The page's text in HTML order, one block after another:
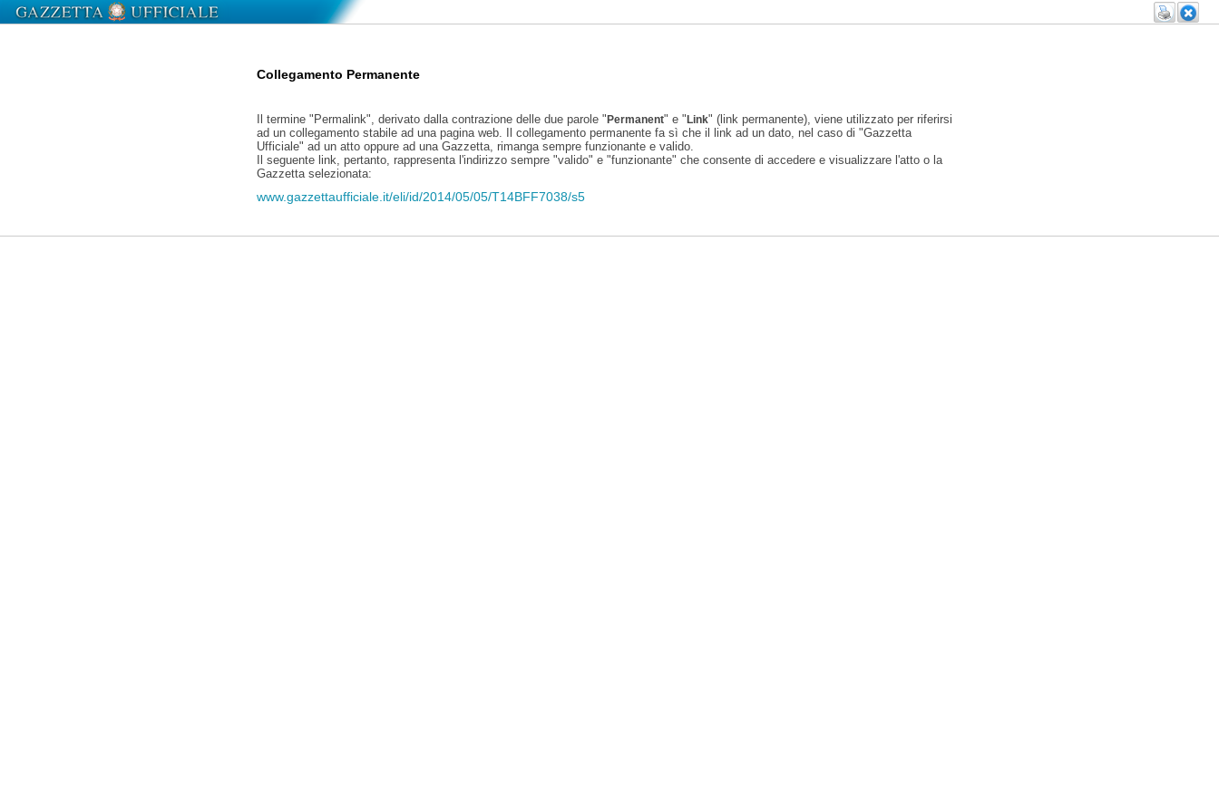
Collegamento Permanente
Il termine "Permalink", derivato dalla contrazione delle due parole "Permanent" e "Link" (link permanente), viene utilizzato per riferirsi
ad un collegamento stabile ad una pagina web. Il collegamento permanente fa sì che il link ad un dato, nel caso di "Gazzetta
Ufficiale" ad un atto oppure ad una Gazzetta, rimanga sempre funzionante e valido.
Il seguente link, pertanto, rappresenta l'indirizzo sempre "valido" e "funzionante" che consente di accedere e visualizzare l'atto o la
Gazzetta selezionata:
www.gazzettaufficiale.it/eli/id/2014/05/05/T14BFF7038/s5